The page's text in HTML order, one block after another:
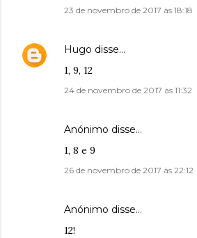
23 de novembro de 2017 às 18:18
Hugo disse…
1, 9, 12
24 de novembro de 2017 às 11:32
Anónimo disse…
1, 8 e 9
26 de novembro de 2017 às 22:12
Anónimo disse…
12!